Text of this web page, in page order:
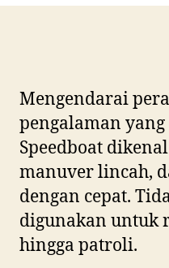
Mengendarai
pengalaman
Speedboat
manuver lincah,
dengan cepat.
digunakan untuk
hingga patroli.